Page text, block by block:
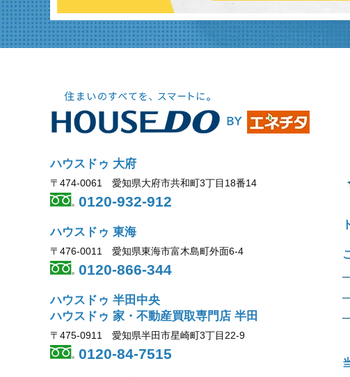
ハウスドゥ 大府
〒474-0061 愛知県大府市共和町3丁目18番14
0120-932-912
ハウスドゥ 東海
〒476-0011 愛知県東海市富木島町外面6-4
0120-866-344
ハウスドゥ 半田中央
ハウスドゥ 家・不動産買取専門店 半田
〒475-0911 愛知県半田市星崎町3丁目22-9
0120-84-7515